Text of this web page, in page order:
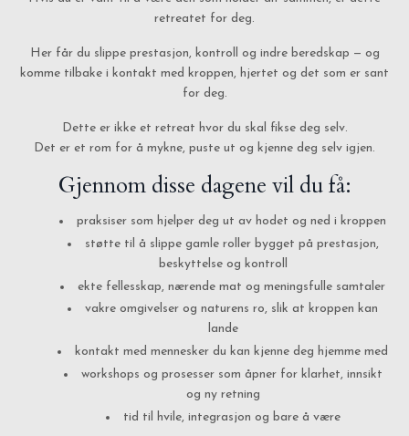
retreatet for deg.
Her får du slippe prestasjon, kontroll og indre beredskap — og
komme tilbake i kontakt med kroppen, hjertet og det som er sant
for deg.
Dette er ikke et retreat hvor du skal fikse deg selv.
Det er et rom for å mykne, puste ut og kjenne deg selv igjen.
Gjennom disse dagene vil du få:
praksiser som hjelper deg ut av hodet og ned i kroppen
støtte til å slippe gamle roller bygget på prestasjon,
beskyttelse og kontroll
ekte fellesskap, nærende mat og meningsfulle samtaler
vakre omgivelser og naturens ro, slik at kroppen kan
lande
kontakt med mennesker du kan kjenne deg hjemme med
workshops og prosesser som åpner for klarhet, innsikt
og ny retning
tid til hvile, integrasjon og bare å være